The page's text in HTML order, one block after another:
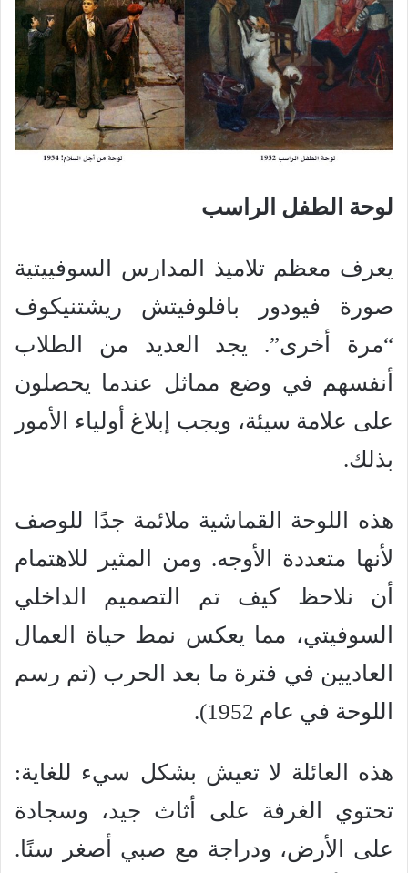
لوحة الطفل الراسب
يعرف معظم تلاميذ المدارس السوفييتية
صورة فيودور بافلوفيتش ريشتنيكوف
“مرة أخرى”. يجد العديد من الطلاب
أنفسهم في وضع مماثل عندما يحصلون
على علامة سيئة، ويجب إبلاغ أولياء الأمور
بذلك.
هذه اللوحة القماشية ملائمة جدًا للوصف
لأنها متعددة الأوجه. ومن المثير للاهتمام
أن نلاحظ كيف تم التصميم الداخلي
السوفيتي، مما يعكس نمط حياة العمال
العاديين في فترة ما بعد الحرب (تم رسم
اللوحة في عام 1952).
هذه العائلة لا تعيش بشكل سيء للغاية:
تحتوي الغرفة على أثاث جيد، وسجادة
على الأرض، ودراجة مع صبي أصغر سنًا.